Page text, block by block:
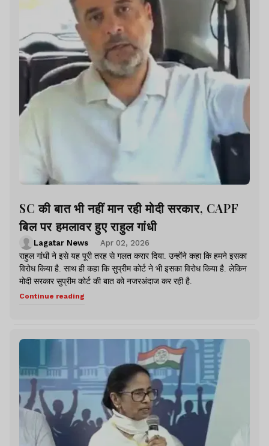
SC की बात भी नहीं मान रही मोदी सरकार, CAPF
बिल पर हमलावर हुए राहुल गांधी
Lagatar News
Apr 02, 2026
राहुल गांधी ने इसे यह पूरी तरह से गलत करार दिया. उन्होंने कहा कि हमने इसका
विरोध किया है. साथ ही कहा कि सुप्रीम कोर्ट ने भी इसका विरोध किया है. लेकिन
मोदी सरकार सुप्रीम कोर्ट की बात को नजरअंदाज कर रही है.
Continue reading